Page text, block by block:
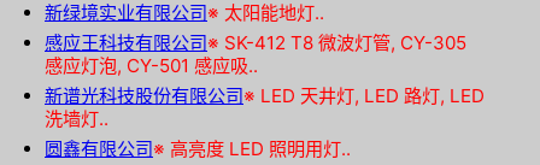
新绿境实业有限公司※ 太阳能地灯..
感应王科技有限公司※ SK-412 T8 微波灯管, CY-305
感应灯泡, CY-501 感应吸..
新谱光科技股份有限公司※ LED 天井灯, LED 路灯, LED
洗墙灯..
圆鑫有限公司※ 高亮度 LED 照明用灯..